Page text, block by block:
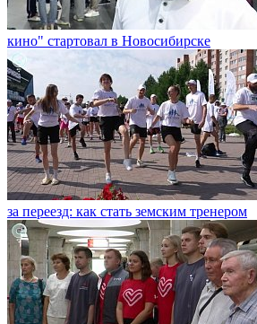
кино" стартовал в Новосибирске
за переезд: как стать земским тренером